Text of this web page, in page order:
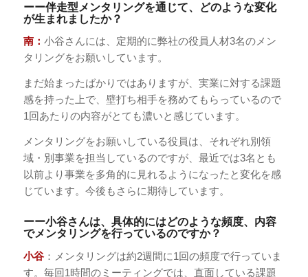
ーー伴走型メンタリングを通じて、どのような変化
が生まれましたか？
南： 小谷さんには、定期的に弊社の役員人材3名のメン
タリングをお願いしています。
まだ始まったばかりではありますが、実業に対する課題
感を持った上で、壁打ち相手を務めてもらっているので
1回あたりの内容がとても濃いと感じています。
メンタリングをお願いしている役員は、それぞれ別領
域・別事業を担当しているのですが、最近では3名とも
以前より事業を多角的に見れるようになったと変化を感
じています。今後もさらに期待しています。
ーー小谷さんは、具体的にはどのような頻度、内容
でメンタリングを行っているのですか？
小谷：メンタリングは約2週間に1回の頻度で行っていま
す。毎回1時間のミーティングでは、直面している課題